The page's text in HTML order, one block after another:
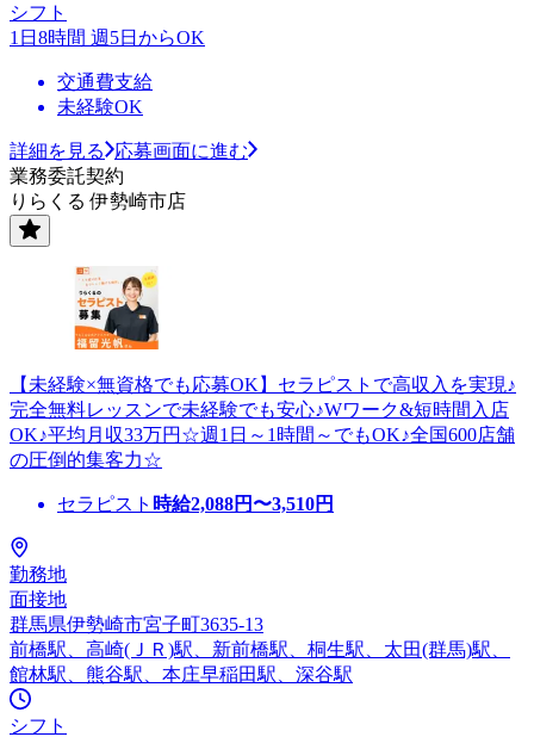
シフト
1日8時間 週5日からOK
交通費支給
未経験OK
詳細を見る
応募画面に進む
業務委託契約
りらくる 伊勢崎市店
【未経験×無資格でも応募OK】セラピストで高収入を実現♪
完全無料レッスンで未経験でも安心♪Wワーク&短時間入店
OK♪平均月収33万円☆週1日～1時間～でもOK♪全国600店舗
の圧倒的集客力☆
セラピスト 時給2,088円〜3,510円
勤務地
面接地
群馬県伊勢崎市宮子町3635-13
前橋駅、高崎(ＪＲ)駅、新前橋駅、桐生駅、太田(群馬)駅、
館林駅、熊谷駅、本庄早稲田駅、深谷駅
シフト